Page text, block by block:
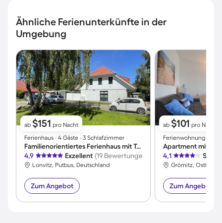
Ähnliche Ferienunterkünfte in der
Umgebung
ab $151 pro Nacht
Ferienhaus ∙ 4 Gäste ∙ 3 Schlafzimmer
Familienorientiertes Ferienhaus mit Terrasse und Grill
4,9
Exzellent (19 Bewertungen)
Lonvitz, Putbus, Deutschland
Zum Angebot
ab $101 pro Nacht
Ferienwohnung ∙ 3
Apartment mit
4,1
Sehr
Grömitz,
Zum Angebot